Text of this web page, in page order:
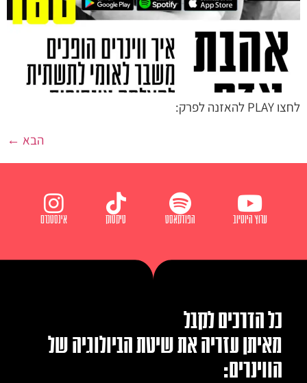
לחצו PLAY להאזנה לפרק:
הבא ←
ערוץ היוטיוב הפודקאסט טיקטוק אינסטגרם
כל הדרכים לקבל
מאיתן עזריה את שיטת הביולוגיה של
הווינרים: